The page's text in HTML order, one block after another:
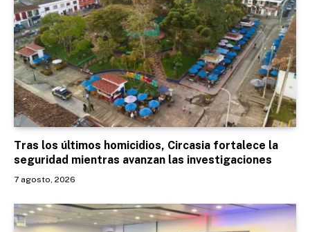
Tras los últimos homicidios, Circasia fortalece la
seguridad mientras avanzan las investigaciones
7 agosto, 2026